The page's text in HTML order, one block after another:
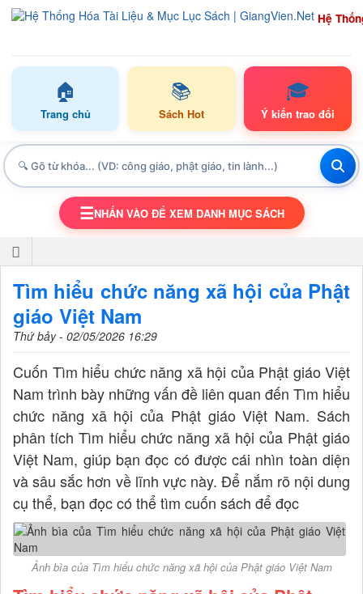
Hệ
🏠
Trang chủ
📚
Sách Hot
🎓
Ý kiến trao đổi
TOGGLE NAVIGATION
☰NHẤN VÀO ĐỂ XEM DANH MỤC SÁCH
Tìm hiểu chức năng xã hội của Phật
giáo Việt Nam
Thứ bảy - 02/05/2026 16:29
Cuốn Tìm hiểu chức năng xã hội của Phật giáo Việt
Nam trình bày những vấn đề liên quan đến Tìm hiểu
chức năng xã hội của Phật giáo Việt Nam. Sách
phân tích Tìm hiểu chức năng xã hội của Phật giáo
Việt Nam, giúp bạn đọc có được cái nhìn toàn diện
và sâu sắc hơn về lĩnh vực này. Để nắm rõ nội dung
cụ thể, bạn đọc có thể tìm cuốn sách để đọc
Ảnh bìa của Tìm hiểu chức năng xã hội của Phật giáo Việt Nam